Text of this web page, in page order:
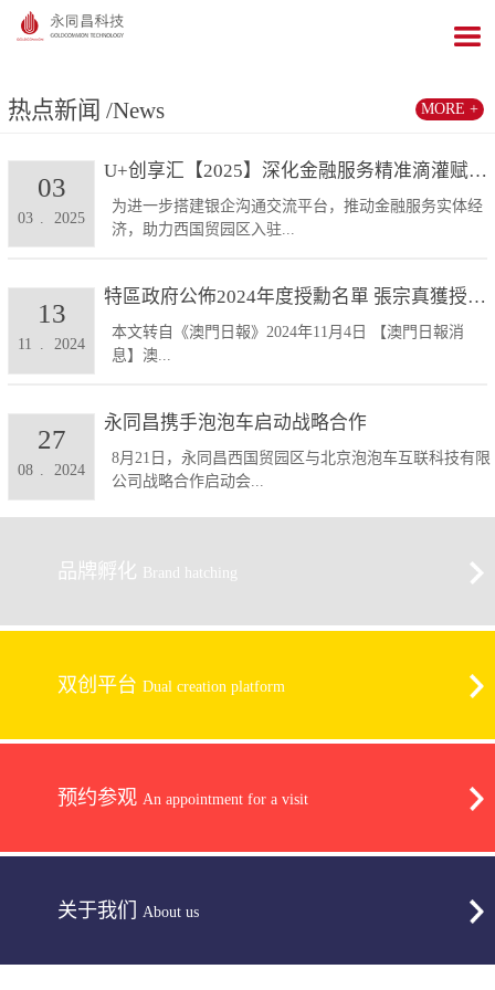
热点新闻 /News
U+创享汇【2025】深化金融服务精准滴灌赋能发展...
为进一步搭建银企沟通交流平台，推动金融服务实体经
济，助力西国贸园区入驻...
03 2025
03
特區政府公佈2024年度授勳名單 張宗真獲授予專業...
本文转自《澳門日報》2024年11月4日 【澳門日報消
息】澳...
11 2024
13
永同昌携手泡泡车启动战略合作
8月21日，永同昌西国贸园区与北京泡泡车互联科技有限
公司战略合作启动会...
08 . 2024
27
MORE +
品牌孵化 Brand hatching
双创平台 Dual creation platform
预约参观 An appointment for a visit
关于我们 About us